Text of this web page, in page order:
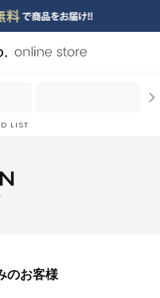
LIST
のお客様